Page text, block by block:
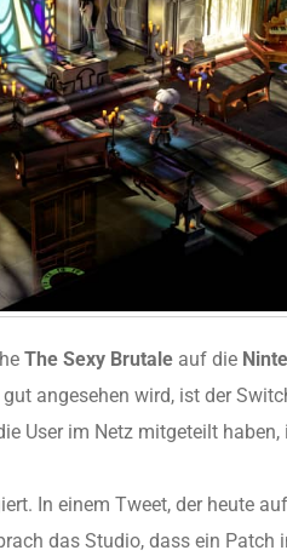
The Sexy Brutale auf die
angesehen wird, ist der
User im Netz mitgeteilt
In einem Tweet, der heute
das Studio, dass ein Patch